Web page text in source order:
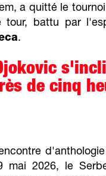
a quitté le
tour, battu par
.
de cinq
mai 2026, le